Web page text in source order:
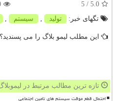
5.0
/ 5
تگهای خبر:
تولید , سیستم ,
این مطلب لیمو بلاگ را می پسندید؟
تازه ترین مطالب مرتبط در
احتمال قطع موقت سیستم های تامین اجتماعی